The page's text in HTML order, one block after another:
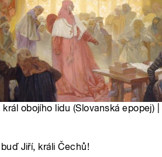
obojího lidu (Slovanská epopej)
Jiří, králi Čechů!